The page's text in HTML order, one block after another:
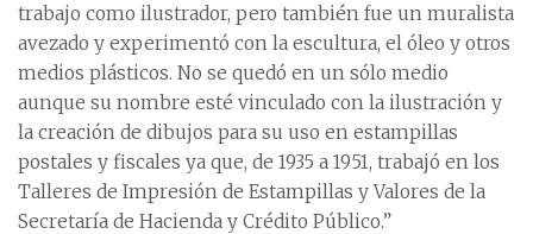
trabajo como ilustrador, pero también fue un muralista
avezado y experimentó con la escultura, el óleo y otros
medios plásticos. No se quedó en un sólo medio
aunque su nombre esté vinculado con la ilustración y
la creación de dibujos para su uso en estampillas
postales y fiscales ya que, de 1935 a 1951, trabajó en los
Talleres de Impresión de Estampillas y Valores de la
Secretaría de Hacienda y Crédito Público.”